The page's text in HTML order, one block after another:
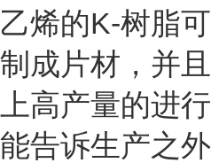
乙烯的K-树脂
制成片材，并
上高产量的进
能告诉生产之